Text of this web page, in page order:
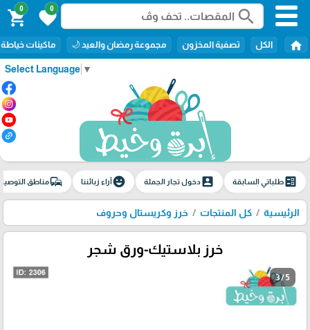
Select Language ▼
search
0
favorite
0
shopping_cart
home الكل تصفية المخزون مجموعة رمضان والعيد 🌙 ماكينات خياطة
ballotطلباتي السابقة account_boxدخول تجار الجملة emoji_emotionsآراء زبائننا commuteمناطق
الرئيسية كل المنتجات خرز وكريستال وحروف
خرز بلاستيك-ورق شجر
3 / 5